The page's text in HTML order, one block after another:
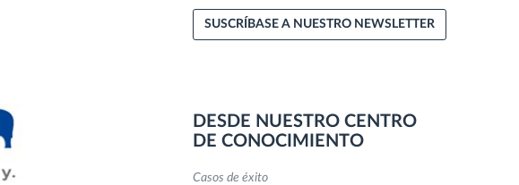
SUSCRÍBASE A NUESTRO NEWSLETTER
DESDE NUESTRO CENTRO
DE CONOCIMIENTO
Casos de éxito